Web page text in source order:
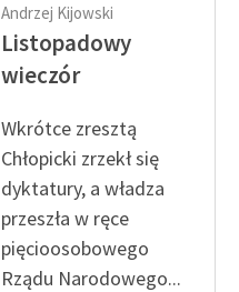
Andrzej Kijowski
Listopadowy
wieczór
Wkrótce zresztą
Chłopicki zrzekł się
dyktatury, a władza
przeszła w ręce
pięcioosobowego
Rządu Narodo­wego...